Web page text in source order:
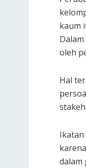
kaum
oleh
Hal
Ikatan
dalam